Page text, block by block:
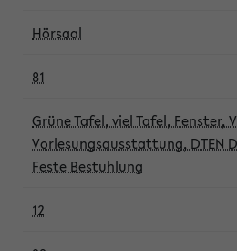
Hörsaal
81
Grüne Tafel, viel Tafel, Fenster,
Vorlesungsausstattung, DTEN
Feste Bestuhlung
12